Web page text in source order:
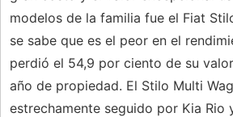
modelos de la familia fue el Fiat
se sabe que es el peor en el
perdió el 54,9 por ciento de su
año de propiedad. El Stilo Multi
estrechamente seguido por Kia Rio